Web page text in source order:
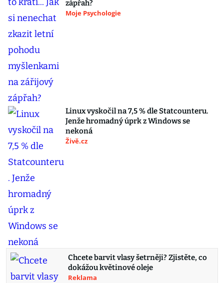
zápřah?
Moje Psychologie
Linux vyskočil na 7,5 % dle Statcounteru.
Jenže hromadný úprk z Windows se
nekoná
Živě.cz
Chcete barvit vlasy šetrněji? Zjistěte, co
dokážou květinové oleje
Reklama